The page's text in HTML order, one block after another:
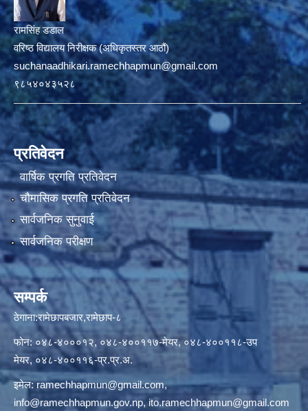
रामसिंह डडाल
वरिष्ठ विद्यालय निरीक्षक (अधिकृतस्तर आठौं)
suchanaadhikari.ramechhapmun@gmail.com
९८५४०४३५२८
प्रतिवेदन
वार्षिक प्रगति प्रतिवेदन
चौमासिक प्रगति प्रतिवेदन
सार्वजनिक सुनुवाई
सार्वजनिक परीक्षण
सम्पर्क
ठेगाना:रामेछापबजार,रामेछाप-८
फोन: ०४८-४०००१२, ०४८-४००११७-मेयर, ०४८-४००११८-उप
मेयर, ०४८-४००११६-प्र.प्र.अ.
इमेल:ramechhapmun@gmail.com,
info@ramechhapmun.gov.np,ito.ramechhapmun@gmail.com